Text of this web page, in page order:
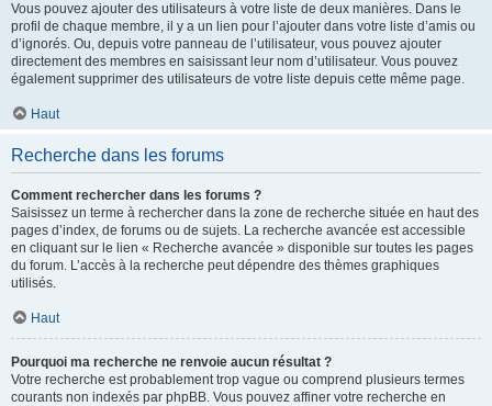
Vous pouvez ajouter des utilisateurs à votre liste de deux manières. Dans le
profil de chaque membre, il y a un lien pour l’ajouter dans votre liste d’amis ou
d’ignorés. Ou, depuis votre panneau de l’utilisateur, vous pouvez ajouter
directement des membres en saisissant leur nom d’utilisateur. Vous pouvez
également supprimer des utilisateurs de votre liste depuis cette même page.
Haut
Recherche dans les forums
Comment rechercher dans les forums ?
Saisissez un terme à rechercher dans la zone de recherche située en haut des
pages d’index, de forums ou de sujets. La recherche avancée est accessible
en cliquant sur le lien « Recherche avancée » disponible sur toutes les pages
du forum. L’accès à la recherche peut dépendre des thèmes graphiques
utilisés.
Haut
Pourquoi ma recherche ne renvoie aucun résultat ?
Votre recherche est probablement trop vague ou comprend plusieurs termes
courants non indexés par phpBB. Vous pouvez affiner votre recherche en